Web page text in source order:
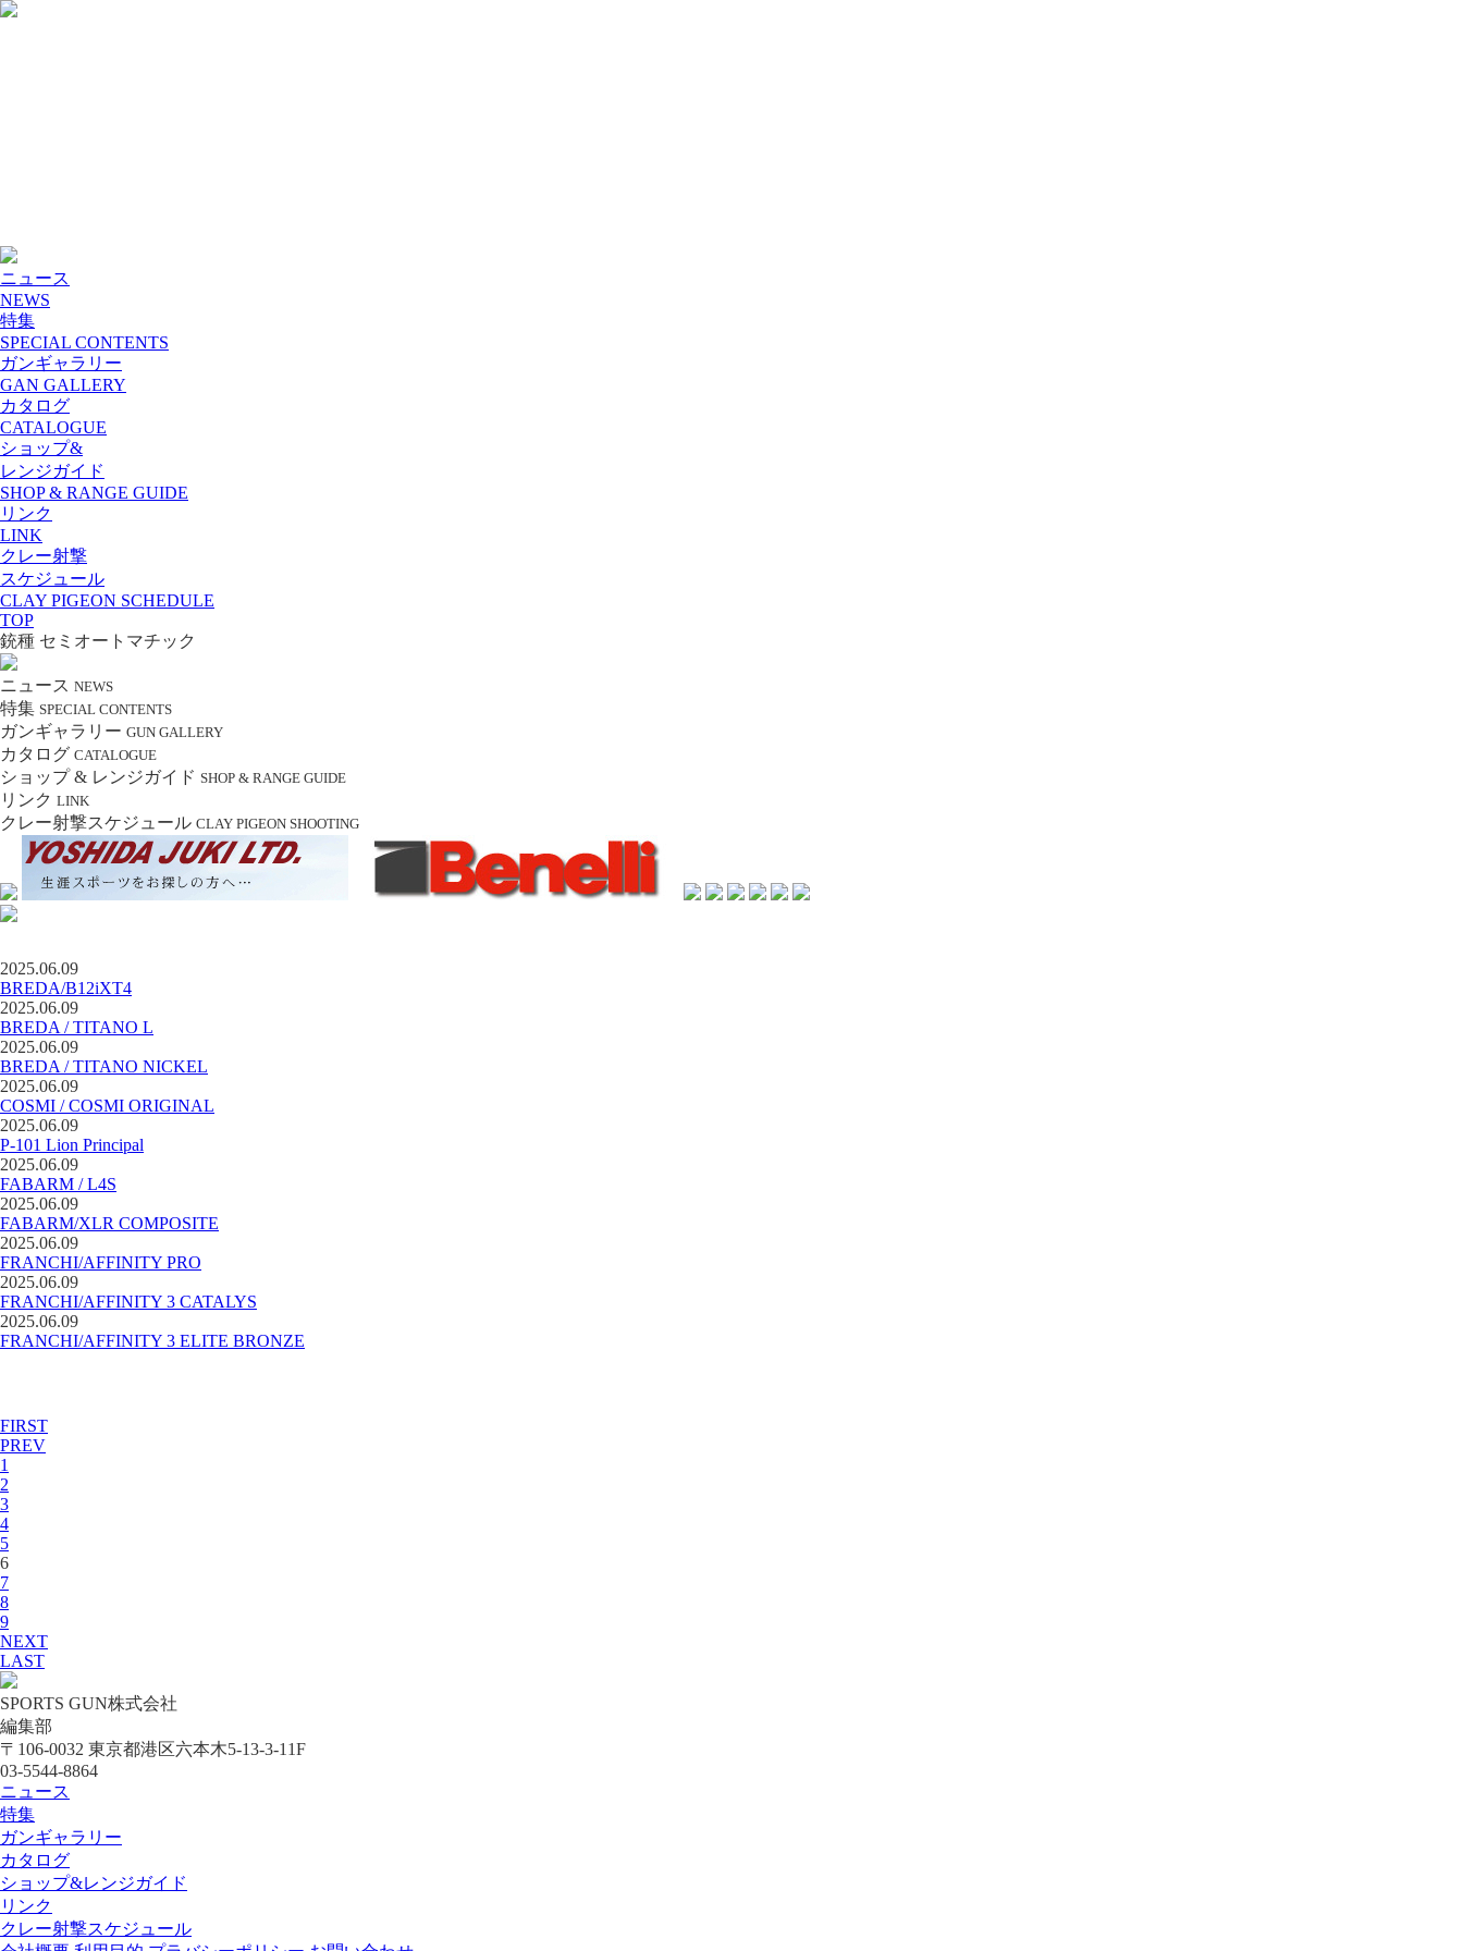
ニュース
NEWS
特集
SPECIAL CONTENTS
ガンギャラリー
GAN GALLERY
カタログ
CATALOGUE
ショップ&
レンジガイド
SHOP & RANGE GUIDE
リンク
LINK
クレー射撃
スケジュール
CLAY PIGEON SCHEDULE
TOP
銃種 セミオートマチック
ニュース NEWS
特集 SPECIAL CONTENTS
ガンギャラリー GUN GALLERY
カタログ CATALOGUE
ショップ & レンジガイド SHOP & RANGE GUIDE
リンク LINK
クレー射撃スケジュール CLAY PIGEON SHOOTING
2025.06.09
BREDA/B12iXT4
2025.06.09
BREDA / TITANO L
2025.06.09
BREDA / TITANO NICKEL
2025.06.09
COSMI / COSMI ORIGINAL
2025.06.09
P-101 Lion Principal
2025.06.09
FABARM / L4S
2025.06.09
FABARM/XLR COMPOSITE
2025.06.09
FRANCHI/AFFINITY PRO
2025.06.09
FRANCHI/AFFINITY 3 CATALYS
2025.06.09
FRANCHI/AFFINITY 3 ELITE BRONZE
FIRST
PREV
1
2
3
4
5
6
7
8
9
NEXT
LAST
SPORTS GUN株式会社
編集部
〒106-0032 東京都港区六本木5-13-3-11F
03-5544-8864
ニュース
特集
ガンギャラリー
カタログ
ショップ&レンジガイド
リンク
クレー射撃スケジュール